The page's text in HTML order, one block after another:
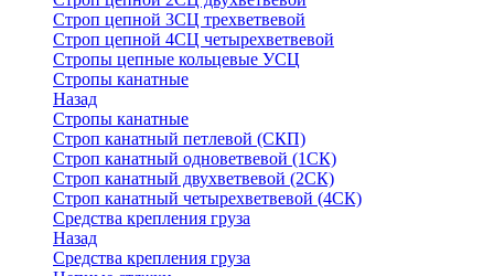
Строп цепной 3СЦ трехветвевой
Строп цепной 4СЦ четырехветвевой
Стропы цепные кольцевые УСЦ
Стропы канатные
Назад
Стропы канатные
Строп канатный петлевой (СКП)
Строп канатный одноветвевой (1СК)
Строп канатный двухветвевой (2СК)
Строп канатный четырехветвевой (4СК)
Средства крепления груза
Назад
Средства крепления груза